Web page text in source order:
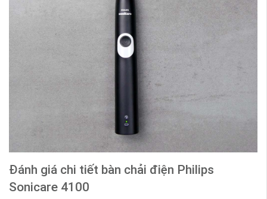
Đánh giá chi tiết bàn chải điện Philips
Sonicare 4100